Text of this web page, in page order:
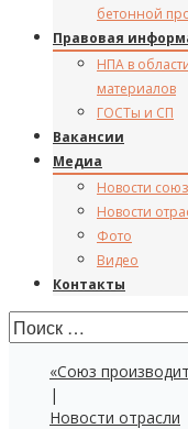
бетонной
Правовая
НПА в
материалов
ГОСТы и СП
Вакансии
Медиа
Новости
Новости
Фото
Видео
Контакты
Поиск:
«Союз
|
Новости отрасли